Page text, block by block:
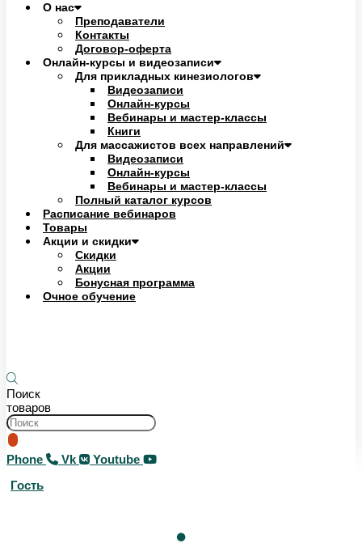
О нас
Преподаватели
Контакты
Договор-оферта
Онлайн-курсы и видеозаписи
Для прикладных кинезиологов
Видеозаписи
Онлайн-курсы
Вебинары и мастер-классы
Книги
Для массажистов всех направлений
Видеозаписи
Онлайн-курсы
Вебинары и мастер-классы
Полный каталог курсов
Расписание вебинаров
Товары
Акции и скидки
Скидки
Акции
Бонусная программа
Очное обучение
Поиск
товаров
Phone Vk
Youtube
Гость